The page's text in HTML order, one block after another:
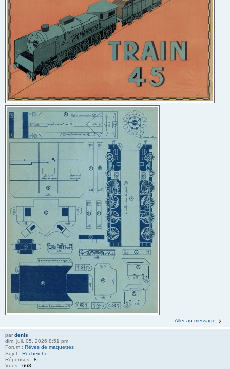
Aller au message
par denis
dim. juil. 05, 2026 8:51 pm
Forum : Rêves de maquettes
Sujet : Recherche
Réponses : 8
Vues : 663